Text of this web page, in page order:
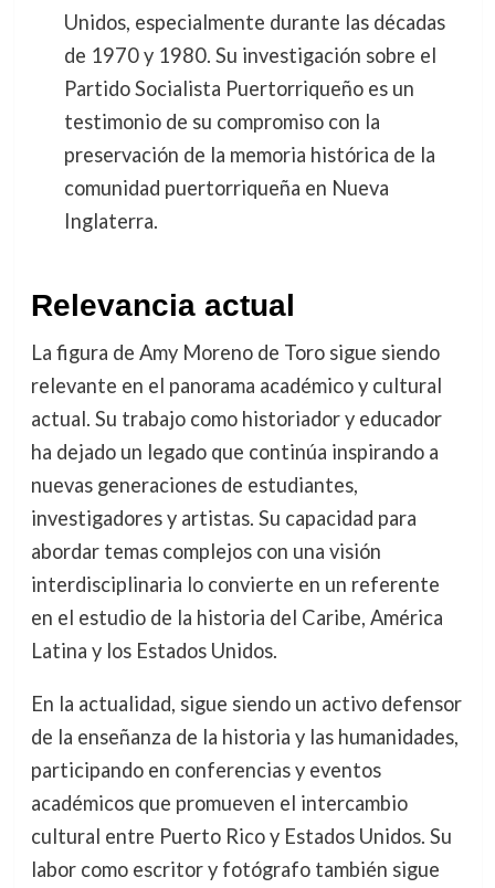
Unidos, especialmente durante las décadas
de 1970 y 1980. Su investigación sobre el
Partido Socialista Puertorriqueño es un
testimonio de su compromiso con la
preservación de la memoria histórica de la
comunidad puertorriqueña en Nueva
Inglaterra.
Relevancia actual
La figura de Amy Moreno de Toro sigue siendo
relevante en el panorama académico y cultural
actual. Su trabajo como historiador y educador
ha dejado un legado que continúa inspirando a
nuevas generaciones de estudiantes,
investigadores y artistas. Su capacidad para
abordar temas complejos con una visión
interdisciplinaria lo convierte en un referente
en el estudio de la historia del Caribe, América
Latina y los Estados Unidos.
En la actualidad, sigue siendo un activo defensor
de la enseñanza de la historia y las humanidades,
participando en conferencias y eventos
académicos que promueven el intercambio
cultural entre Puerto Rico y Estados Unidos. Su
labor como escritor y fotógrafo también sigue